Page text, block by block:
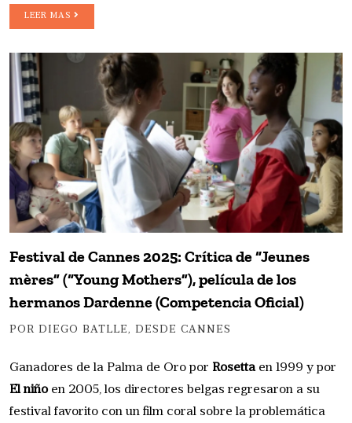
LEER MAS
Festival de Cannes 2025: Crítica de “Jeunes
mères” (“Young Mothers”), película de los
hermanos Dardenne (Competencia Oficial)
POR DIEGO BATLLE, DESDE CANNES
Ganadores de la Palma de Oro por Rosettaen 1999 y por
El niñoen 2005, los directores belgas regresaron a su
festival favorito con un film coral sobre la problemática